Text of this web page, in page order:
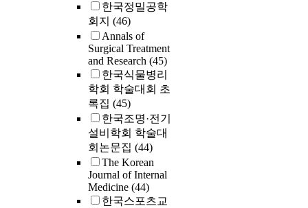
한국정밀공학
회지 (46)
Annals of
Surgical Treatment
and Research (45)
한국식물병리
학회 학술대회 초
록집 (45)
한국조명·전기
설비학회 학술대
회논문집 (44)
The Korean
Journal of Internal
Medicine (44)
한국스포츠교